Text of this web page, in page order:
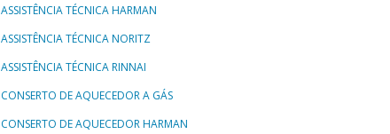
ASSISTÊNCIA TÉCNICA HARMAN
ASSISTÊNCIA TÉCNICA NORITZ
ASSISTÊNCIA TÉCNICA RINNAI
CONSERTO DE AQUECEDOR A GÁS
CONSERTO DE AQUECEDOR HARMAN